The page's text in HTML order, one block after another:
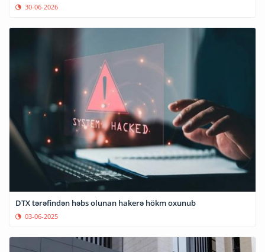
30-06-2026
DTX tərəfindən həbs olunan hakerə hökm oxunub
03-06-2025